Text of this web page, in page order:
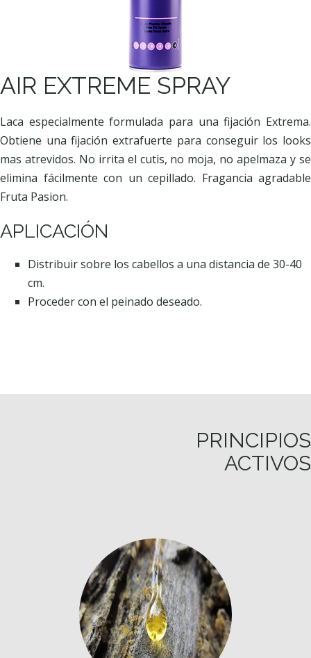
AIR EXTREME SPRAY
Laca especialmente formulada para una fijación Extrema.
Obtiene una fijación extrafuerte para conseguir los looks
mas atrevidos. No irrita el cutis, no moja, no apelmaza y se
elimina fácilmente con un cepillado. Fragancia agradable
Fruta Pasion.
APLICACIÓN
Distribuir sobre los cabellos a una distancia de 30-40
cm.
Proceder con el peinado deseado.
PRINCIPIOS
ACTIVOS